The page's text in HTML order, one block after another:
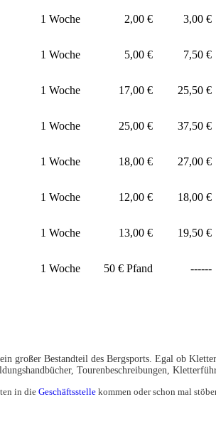
1 Woche 2,00 € 3,00 €
1 Woche 5,00 € 7,50 €
1 Woche 17,00 € 25,50 €
1 Woche 25,00 € 37,50 €
1 Woche 18,00 € 27,00 €
1 Woche 12,00 € 18,00 €
1 Woche 13,00 € 19,50 €
1 Woche 50 € Pfand ------
großer Bestandteil des Bergsports. Egal ob
Tourenbeschreibungen,
in die Geschäftsstelle kommen oder schon mal